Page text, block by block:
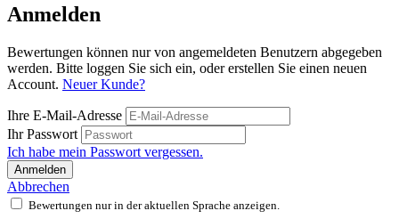
Anmelden
Bewertungen können nur von angemeldeten Benutzern abgegeben
werden. Bitte loggen Sie sich ein, oder erstellen Sie einen neuen
Account. Neuer Kunde?
Ihre E-Mail-Adresse
Ihr Passwort
Ich habe mein Passwort vergessen.
Anmelden
Abbrechen
Bewertungen nur in der aktuellen Sprache anzeigen.